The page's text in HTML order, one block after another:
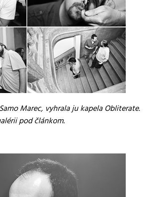
Marec, vyhrala ju kapela Obliterate.
pod článkom.